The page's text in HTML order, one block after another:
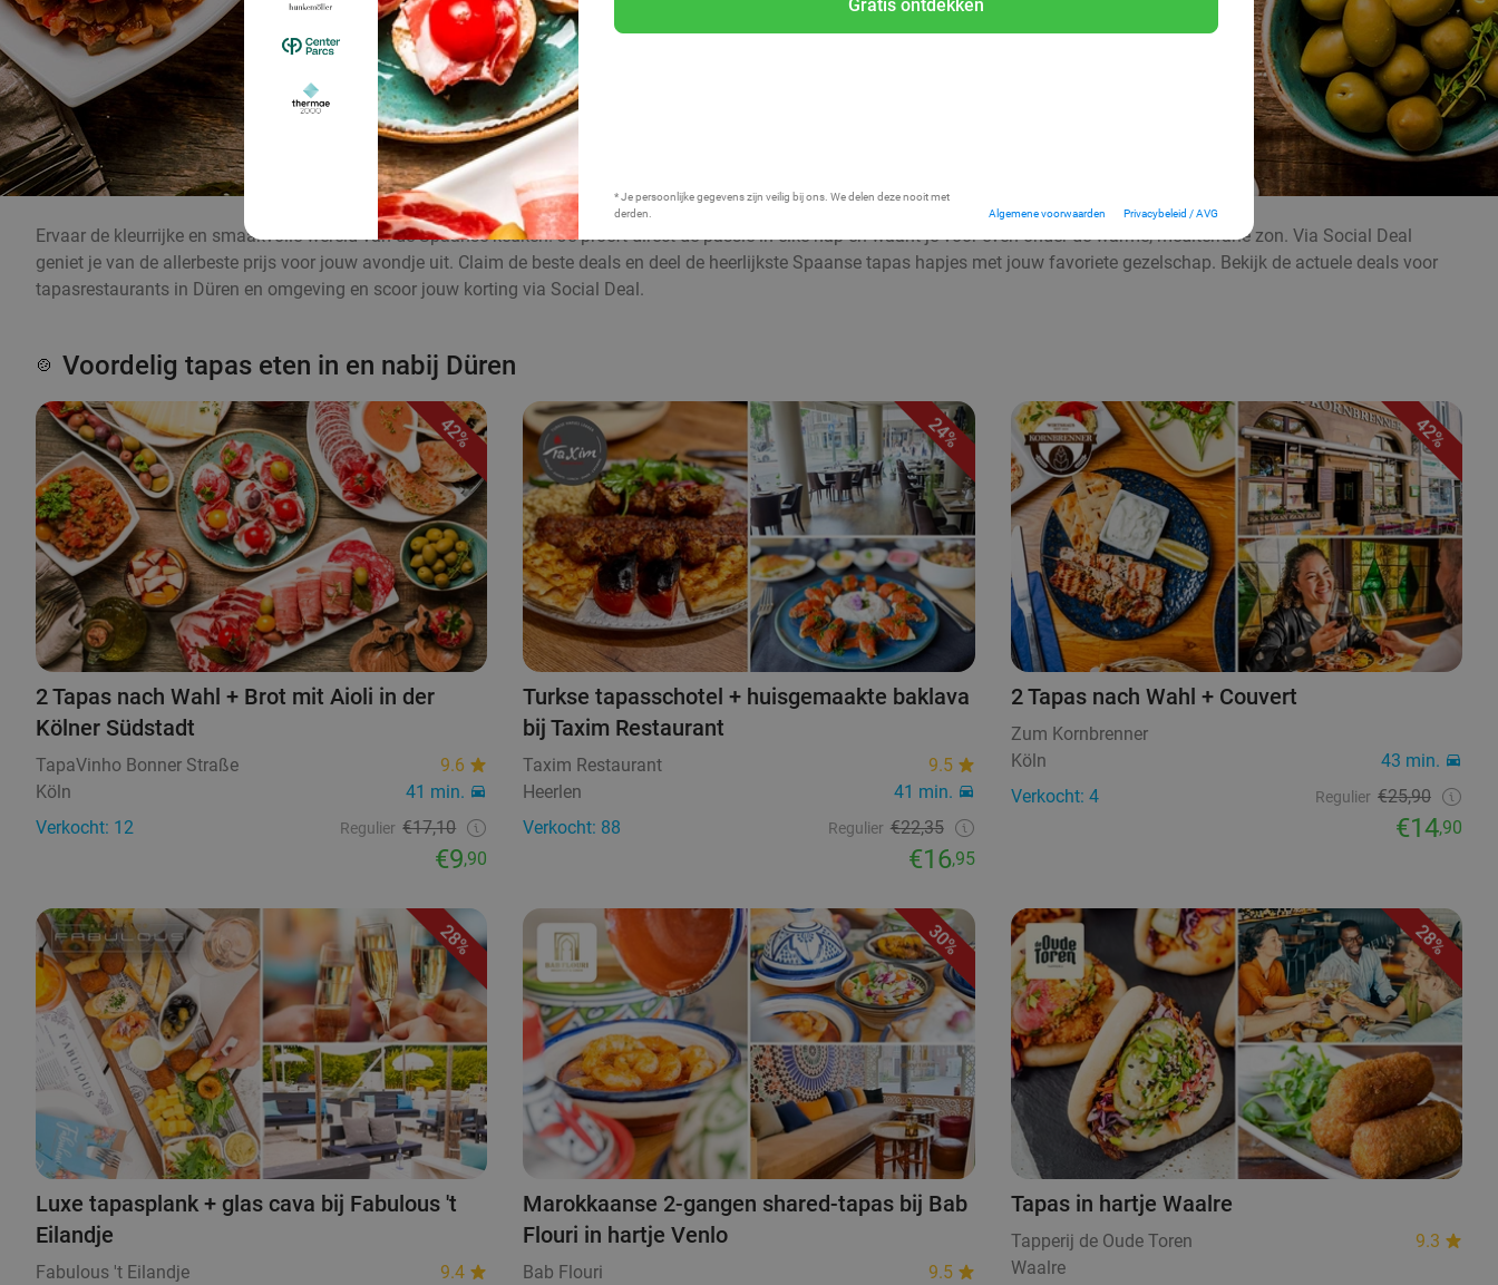
Gratis ontdekken
* Je persoonlijke gegevens zijn veilig bij ons. We delen deze nooit met
derden.
Algemene voorwaarden Privacybeleid / AVG
Ervaar de kleurrijke en smaakvolle wereld van de Spaanse keuken. Je proeft direct de passie in elke hap en waant je voor even onder de warme, mediterrane zon. Via Social Deal
geniet je van de allerbeste prijs voor jouw avondje uit. Claim de beste deals en deel de heerlijkste Spaanse tapas hapjes met jouw favoriete gezelschap. Bekijk de actuele deals voor
tapasrestaurants in Düren en omgeving en scoor jouw korting via Social Deal.
🍲 Voordelig tapas eten in en nabij Düren
42%
2 Tapas nach Wahl + Brot mit Aioli in der
Kölner Südstadt
TapaVinho Bonner Straße
9.6
Köln
41 min.
Verkocht: 12
Regulier €17,10
€9,90
24%
Turkse tapasschotel + huisgemaakte baklava
bij Taxim Restaurant
Taxim Restaurant
9.5
Heerlen
41 min.
Verkocht: 88
Regulier €22,35
€16,95
42%
2 Tapas nach Wahl + Couvert
Zum Kornbrenner
Köln
43 min.
Verkocht: 4
Regulier €25,90
€14,90
28%
Luxe tapasplank + glas cava bij Fabulous 't
Eilandje
Fabulous 't Eilandje
9.4
30%
Marokkaanse 2-gangen shared-tapas bij Bab
Flouri in hartje Venlo
Bab Flouri
9.5
28%
Tapas in hartje Waalre
Tapperij de Oude Toren
9.3
Waalre